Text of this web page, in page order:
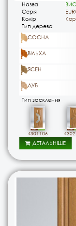
Назва
Серія
Колір
Тип дерева
СОСНА
ВІЛЬХА
ЯСЕН
ДУБ
Тип засклення
4301106
ДЕТАЛЬНІШЕ